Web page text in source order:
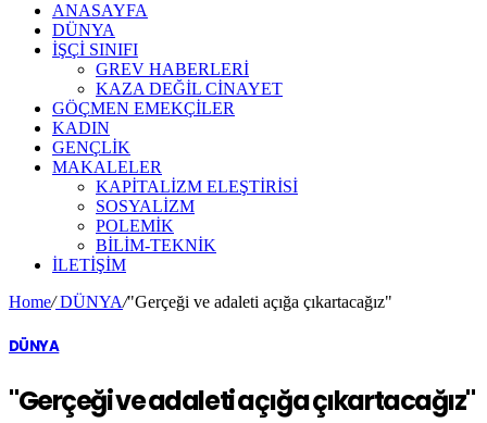
ANASAYFA
DÜNYA
İŞÇİ SINIFI
GREV HABERLERİ
KAZA DEĞİL CİNAYET
GÖÇMEN EMEKÇİLER
KADIN
GENÇLİK
MAKALELER
KAPİTALİZM ELEŞTİRİSİ
SOSYALİZM
POLEMİK
BİLİM-TEKNİK
ILETIŞIM
Home/DÜNYA/"Gerçeği ve adaleti açığa çıkartacağız"
DÜNYA
"Gerçeği ve adaleti açığa çıkartacağız"